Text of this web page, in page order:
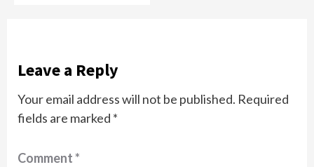
Leave a Reply
Your email address will not be published. Required
fields are marked *
Comment*